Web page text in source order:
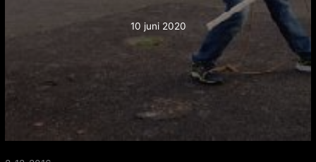
10 juni 2020